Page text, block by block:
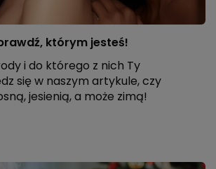
którym jesteś!
i do którego z nich Ty
się w naszym artykule, czy
jesienią, a może zimą!